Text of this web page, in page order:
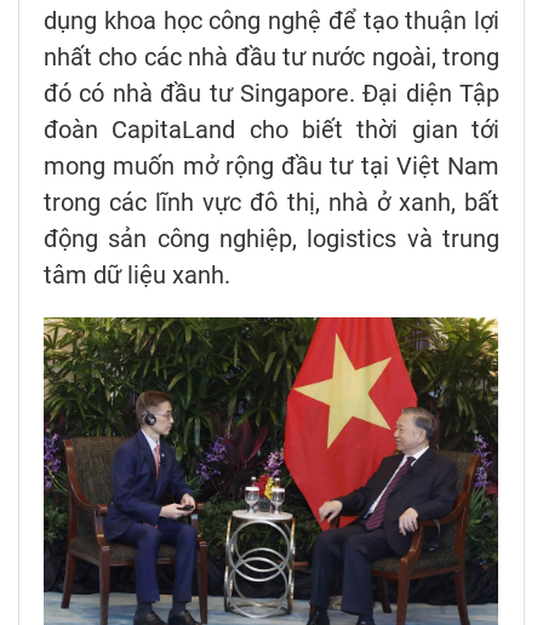
dụng khoa học công nghệ để tạo thuận lợi
nhất cho các nhà đầu tư nước ngoài, trong
đó có nhà đầu tư Singapore. Đại diện Tập
đoàn CapitaLand cho biết thời gian tới
mong muốn mở rộng đầu tư tại Việt Nam
trong các lĩnh vực đô thị, nhà ở xanh, bất
động sản công nghiệp, logistics và trung
tâm dữ liệu xanh.